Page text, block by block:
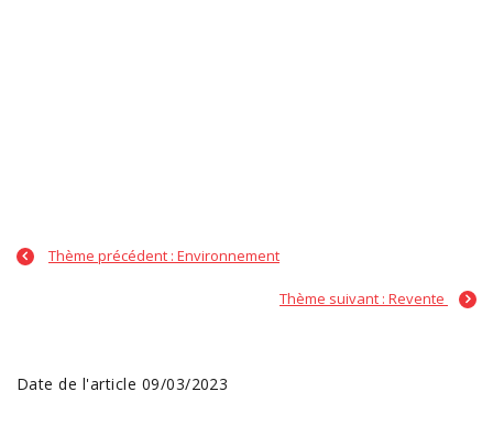
Thème précédent : Environnement
Thème suivant : Revente
Date de l'article 09/03/2023